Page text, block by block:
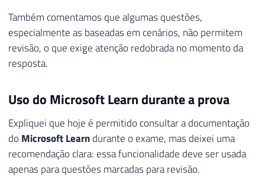
Também comentamos que algumas questões,
especialmente as baseadas em cenários, não permitem
revisão, o que exige atenção redobrada no momento da
resposta.
Uso do Microsoft Learn durante a prova
Expliquei que hoje é permitido consultar a documentação
do Microsoft Learndurante o exame, mas deixei uma
recomendação clara: essa funcionalidade deve ser usada
apenas para questões marcadas para revisão.